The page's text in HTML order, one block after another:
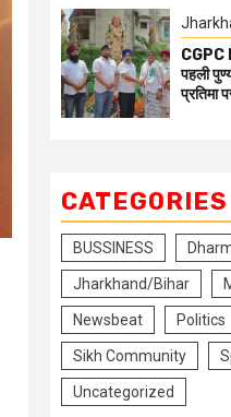
CGPC
पहली
प्रतिमा
CATEGORIES
BUSSINESS
Jharkhand/Bihar
Newsbeat Politics
Sikh Community
Uncategorized